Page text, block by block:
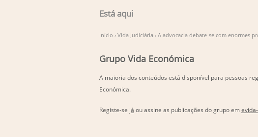
Está aqui
Início › Vida Judiciária › A advocacia debate-se com enormes
Grupo Vida Económica
A maioria dos conteúdos está disponível para pessoas
Económica.
Registe-se já ou assine as publicações do grupo em